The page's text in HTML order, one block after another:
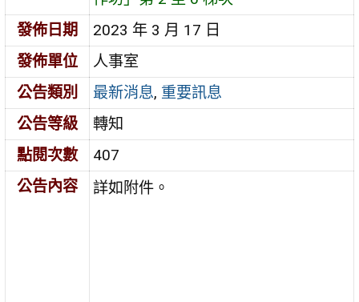
發佈日期
2023 年 3 月 17 日
發佈單位
人事室
公告類別
最新消息, 重要訊息
公告等級
轉知
點閱次數
407
公告內容
詳如附件。